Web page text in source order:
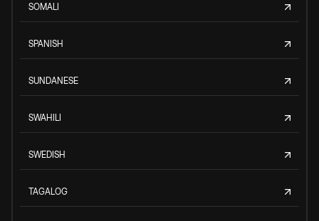
SOMALI
SPANISH
SUNDANESE
SWAHILI
SWEDISH
TAGALOG